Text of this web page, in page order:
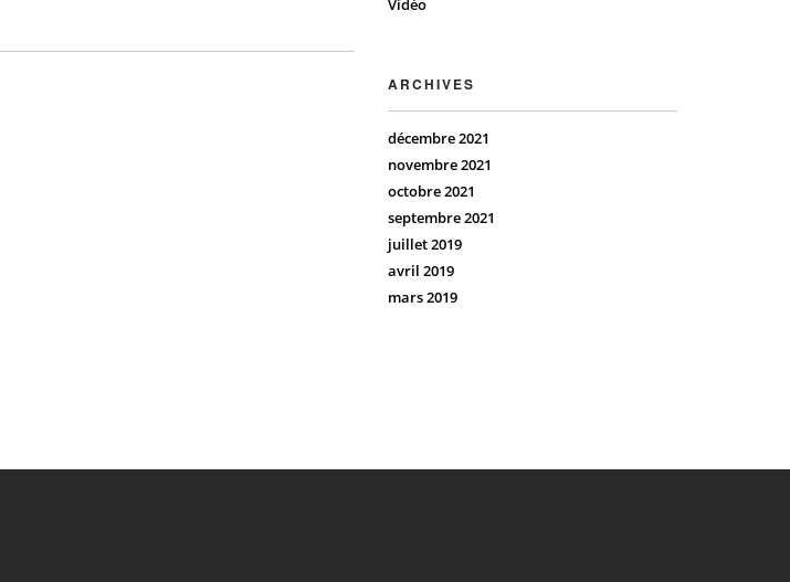
Vidéo
ARCHIVES
décembre 2021
novembre 2021
octobre 2021
septembre 2021
juillet 2019
avril 2019
mars 2019